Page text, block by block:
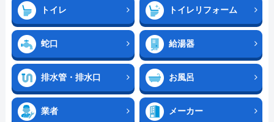
トイレ トイレリフォーム
蛇口 給湯器
排水管・排水口 お風呂
業者 メーカー